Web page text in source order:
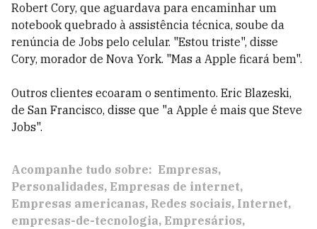
Robert Cory, que aguardava para encaminhar um
notebook quebrado à assistência técnica, soube da
renúncia de Jobs pelo celular. "Estou triste", disse
Cory, morador de Nova York. "Mas a Apple ficará bem".
Outros clientes ecoaram o sentimento. Eric Blazeski,
de San Francisco, disse que "a Apple é mais que Steve
Jobs".
Acompanhe tudo sobre: Empresas
Personalidades Empresas de internet
Empresas americanas Redes sociais Internet
empresas-de-tecnologia Empresários